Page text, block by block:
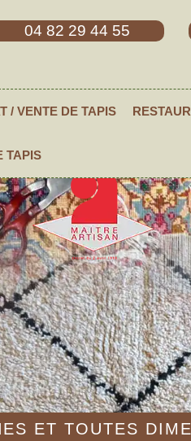
04 82 29 44 55
/ VENTE DE TAPIS
TAPIS
ET TOUTES